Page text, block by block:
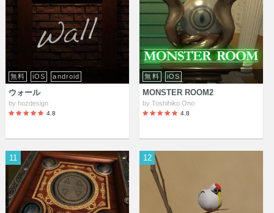
無料 iOS android
ウォール
by hozdesign
4.8
無料 iOS
MONSTER ROOM2
byToshihiko Ono
4.8
11 12